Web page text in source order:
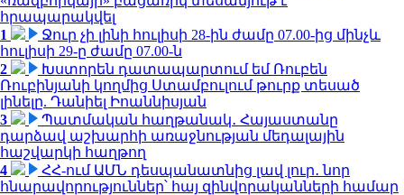
հրապարակվել
1
Ջուր չի լինի հուլիսի 28-ին ժամը 07.00-ից մինչև
հուլիսի 29-ը ժամը 07.00-ն
2
Խստորեն դատապարտում եմ Ռուբեն
Ռուբինյանի կողմից Ստամբուլում թուրք տեսած
լինելը. Դանիել Իոաննիսյան
3
Պատմական հաղթանակ․ Հայաստանը
դարձավ աշխարհի առաջնության մեդալային
հաշվարկի հաղթող
4
ՀՀ-ում ԱՄՆ դեսպանատնից լավ լուր․ նոր
հնարավորություններ՝ հայ զինվորականների համար